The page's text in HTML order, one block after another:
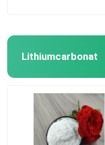
Lithiumcarbonat